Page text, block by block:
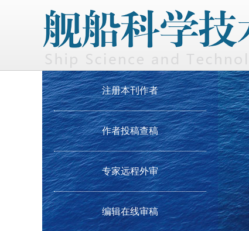
注册本刊作者
作者投稿查稿
专家远程外审
编辑在线审稿